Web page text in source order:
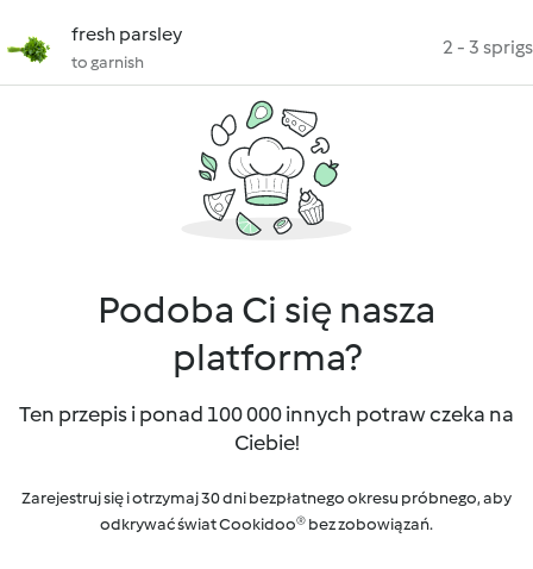
fresh parsley
to garnish
2 - 3 sprigs
Podoba Ci się nasza
platforma?
Ten przepis i ponad 100 000 innych potraw czeka na
Ciebie!
Zarejestruj się i otrzymaj 30 dni bezpłatnego okresu próbnego, aby
odkrywać świat Cookidoo® bez zobowiązań.